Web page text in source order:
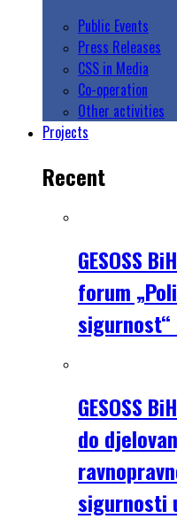
Public Events
Press Releases
CSS in Media
Co-operation
Other activities
Projects
Recent
GESOSS
forum
sigurnost“
GESOSS
do
sigurnosti